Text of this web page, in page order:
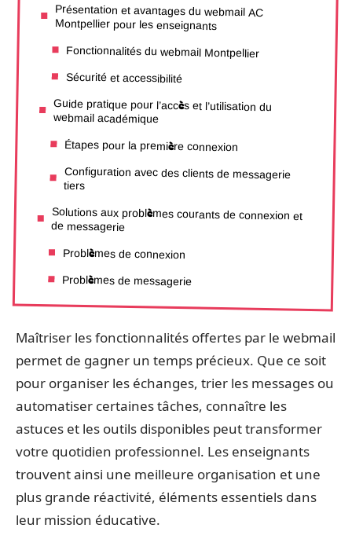
Présentation et avantages du webmail AC
Montpellier pour les enseignants
Fonctionnalités du webmail Montpellier
Sécurité et accessibilité
Guide pratique pour l’accès et l’utilisation du
webmail académique
Étapes pour la première connexion
Configuration avec des clients de messagerie
tiers
Solutions aux problèmes courants de connexion et
de messagerie
Problèmes de connexion
Problèmes de messagerie
Maîtriser les fonctionnalités offertes par le webmail
permet de gagner un temps précieux. Que ce soit
pour organiser les échanges, trier les messages ou
automatiser certaines tâches, connaître les
astuces et les outils disponibles peut transformer
votre quotidien professionnel. Les enseignants
trouvent ainsi une meilleure organisation et une
plus grande réactivité, éléments essentiels dans
leur mission éducative.